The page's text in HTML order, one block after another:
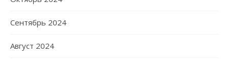
Сентябрь 2024
Август 2024